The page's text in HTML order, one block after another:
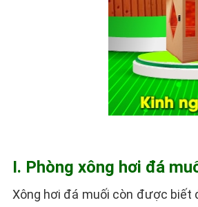
I. Phòng xông hơi đá
Xông hơi đá muối còn được biết